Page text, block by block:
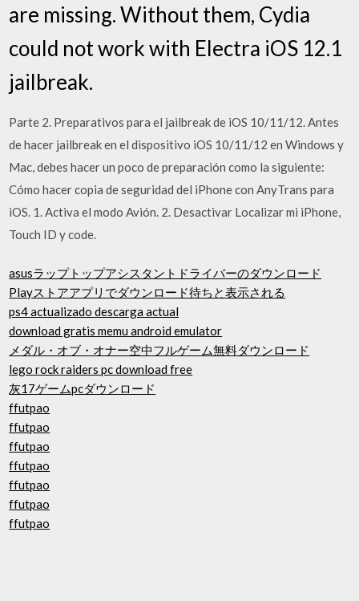
are missing. Without them, Cydia
could not work with Electra iOS 12.1
jailbreak.
Parte 2. Preparativos para el jailbreak de iOS 10/11/12. Antes
de hacer jailbreak en el dispositivo iOS 10/11/12 en Windows y
Mac, debes hacer un poco de preparación como la siguiente:
Cómo hacer copia de seguridad del iPhone con AnyTrans para
iOS. 1. Activa el modo Avión. 2. Desactivar Localizar mi iPhone,
Touch ID y code.
asusラップトップアシスタントドライバーのダウンロード
Playストアアプリでダウンロード待ちと表示される
ps4 actualizado descarga actual
download gratis memu android emulator
メダル・オブ・オナー空中フルゲーム無料ダウンロード
lego rock raiders pc download free
灰17ゲームpcダウンロード
ffutpao
ffutpao
ffutpao
ffutpao
ffutpao
ffutpao
ffutpao